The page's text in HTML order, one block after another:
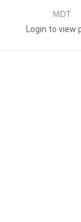
MDT
Login to view